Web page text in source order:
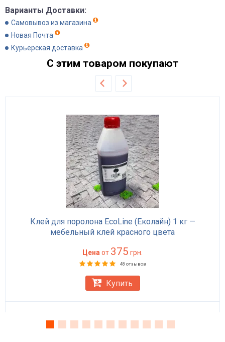
Варианты Доставки:
Самовывоз из магазина
Новая Почта
Курьерская доставка
С этим товаром покупают
Клей для поролона EcoLine (Еколайн) 1 кг —
мебельный клей красного цвета
Цена от 375 грн.
48 отзывов
Купить